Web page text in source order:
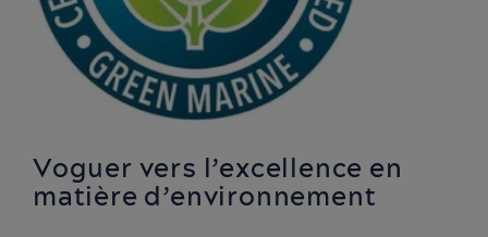
Voguer vers l’excellence en
matière d’environnement